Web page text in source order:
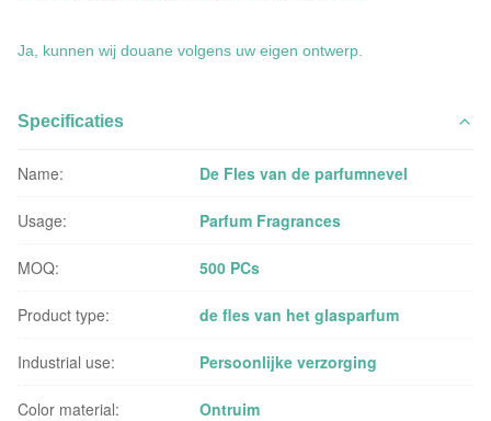
Ja, kunnen wij douane volgens uw eigen ontwerp.
Specificaties
Name: De Fles van de parfumnevel
Usage: Parfum Fragrances
MOQ: 500 PCs
Product type: de fles van het glasparfum
Industrial use: Persoonlijke verzorging
Color material: Ontruim